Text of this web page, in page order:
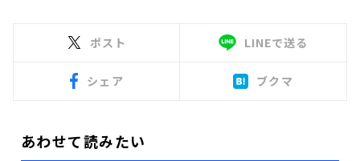
ポスト LINEで送る
シェア ブクマ
あわせて読みたい